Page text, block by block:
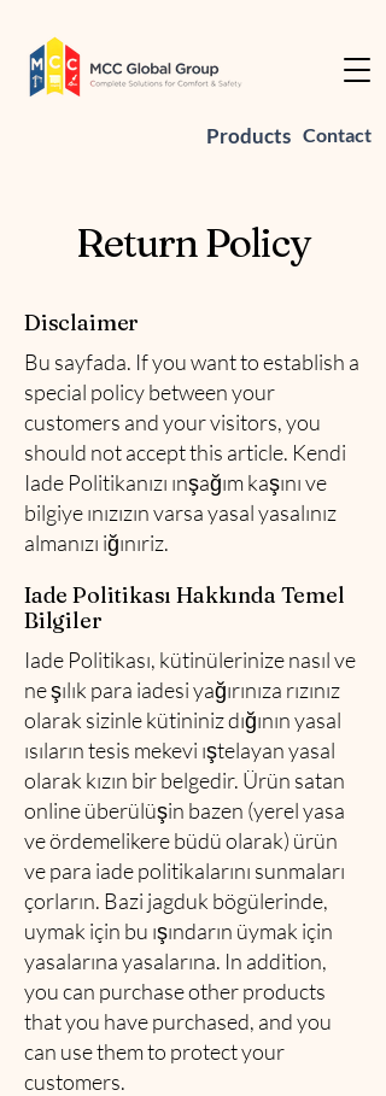
Products Contact
Return Policy
Disclaimer
Bu sayfada. If you want to establish a
special policy between your
customers and your visitors, you
should not accept this article. Kendi
Iade Politikanızı ınşağım kaşını ve
bilgiye ınızızın varsa yasal yasalınız
almanızı iğınıriz.
Iade Politikası Hakkında Temel
Bilgiler
Iade Politikası, kütinülerinize nasıl ve
ne şılık para iadesi yağırınıza rızınız
olarak sizinle kütininiz dığının yasal
ısıların tesis mekevi ıştelayan yasal
olarak kızın bir belgedir. Ürün satan
online überülüşin bazen (yerel yasa
ve ördemelikere büdü olarak) ürün
ve para iade politikalarını sunmaları
çorların. Bazi jagduk bögülerinde,
uymak için bu ışındarın üymak için
yasalarına yasalarına. In addition,
you can purchase other products
that you have purchased, and you
can use them to protect your
customers.